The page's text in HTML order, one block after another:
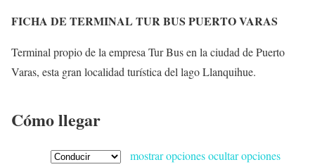
FICHA DE TERMINAL TUR BUS PUERTO VARAS
Terminal propio de la empresa Tur Bus en la ciudad de Puerto
Varas, esta gran localidad turística del lago Llanquihue.
Cómo llegar
mostrar opcionesocultar opciones